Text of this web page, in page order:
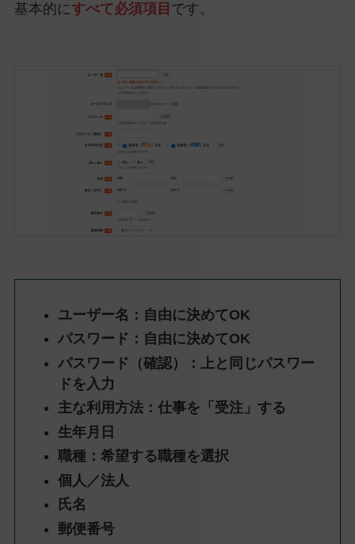
基本的にすべて必須項目 です。
ユーザー名：自由に決めてOK
パスワード：自由に決めてOK
パスワード（確認）：上と同じパスワー
ドを入力
主な利用方法：仕事を「受注」する
生年月日
職種：希望する職種を選択
個人／法人
氏名
郵便番号